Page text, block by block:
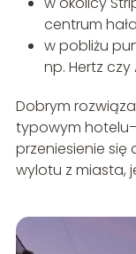
centrum
w pobliżu
np. Hertz czy
Dobrym
typowym
przeniesienie się
wylotu z miasta,